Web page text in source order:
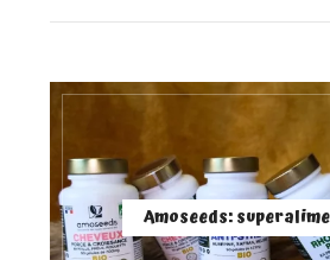
Amoseeds: